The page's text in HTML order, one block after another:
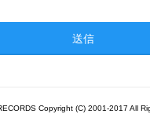
Copyright (C) 2001-2017 All